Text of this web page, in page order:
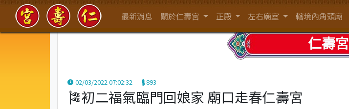
最新消息 關於仁壽宮 正殿 左右廟室 轄境內角頭廟
仁壽宮
02/03/2022 07:02:32 893
🎏初二福氣臨門回娘家 廟口走春仁壽宮